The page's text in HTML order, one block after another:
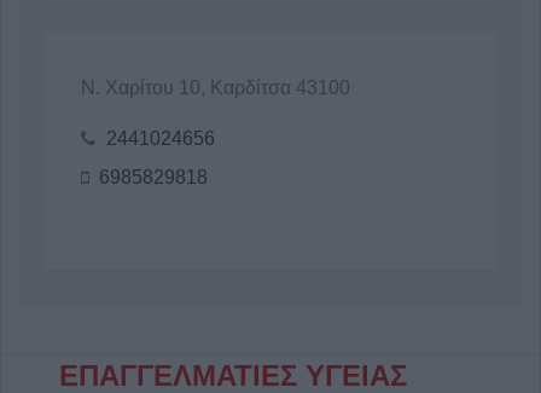
Ν. Χαρίτου 10, Καρδίτσα 43100
2441024656
6985829818
ΕΠΑΓΓΕΛΜΑΤΙΕΣ ΥΓΕΙΑΣ